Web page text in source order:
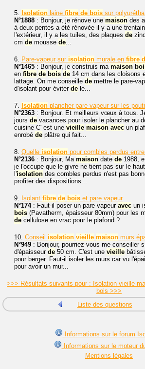
5. Isolation laine fibre de bois sur
N°1888 : Bonjour, je rénove une maison des
à deux pentes a été rénovée il y a une
l'extérieur, il y a les tuiles, des plaques de
cm de mousse de...
6. Pare-vapeur sur isolation murale en fibre
N°1465 : Bonjour, je construis ma maison
en fibre de bois de 14 cm dans les cloisons
lattage. On me conseille de mettre le pare-
d'isolant pour éviter de le...
7. Isolation plancher pare vapeur sur les
N°2363 : Bonjour. Et meilleurs vœux à tous.
jours de vacances pour isoler le plancher au
cuisine C' est une vieille maison avec un
enrobé de plâtre qui fait...
8. Quelle isolation pour combles perdus
N°2136 : Bonjour, Ma maison date de 1988,
je l'occupe que le givre ne tient pas sur le
l'isolation des combles perdus n'est pas
profiter des dispositions...
9. Isolant fibre de bois et pare vapeur
N°174: Faut-il poser un pare vapeur avec un
bois (Pavatherm, épaisseur 80mm) pour les
de cellulose en vrac pour le plafond ?
10. Conseil isolation vieille maison murs
N°949 : Bonjour, pourriez-vous me conseiller
d'épaisseur de 50 cm. C'est une vieille
pour berger. Faut-il isoler les murs car vu
pour avoir un mur...
>>> Résultats suivants pour : Isolation vieille
bois >>>
Liste des questions
Informations sur le forum
Informations sur le moteur
Mentions légales